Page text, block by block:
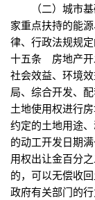
（二）城市基
家重点扶持的能
律、行政法规规
十五条 房地产开
社会效益、环境
局、综合开发
土地使用权进行
约定的土地用途
的动工开发日期
用权出让金百分
的，可以无偿收
政府有关部门的